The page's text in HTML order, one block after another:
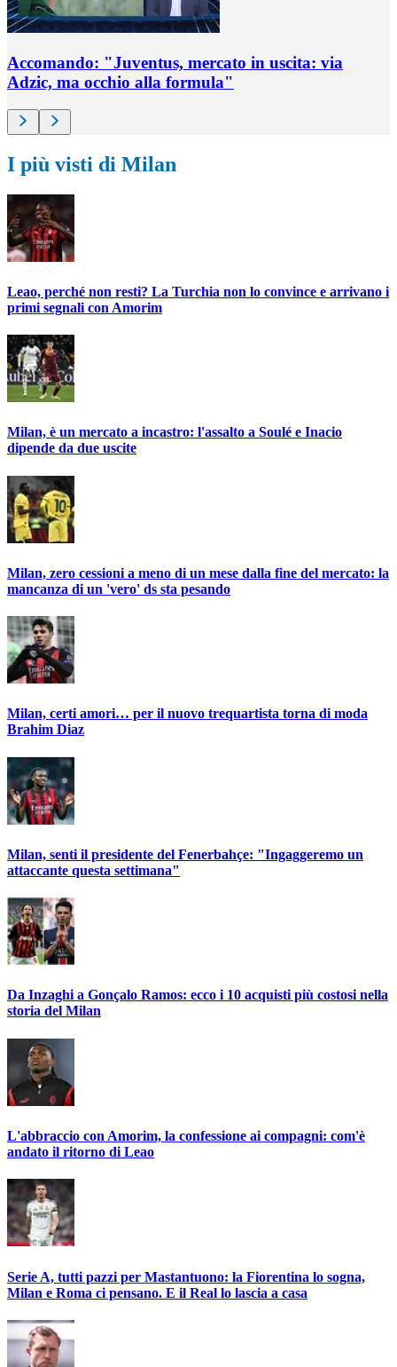
Accomando: "Juventus, mercato in uscita: via
Adzic, ma occhio alla formula"
I più visti di Milan
Leao, perché non resti? La Turchia non lo convince e arrivano i
primi segnali con Amorim
Milan, è un mercato a incastro: l'assalto a Soulé e Inacio
dipende da due uscite
Milan, zero cessioni a meno di un mese dalla fine del mercato: la
mancanza di un 'vero' ds sta pesando
Milan, certi amori… per il nuovo trequartista torna di moda
Brahim Diaz
Milan, senti il presidente del Fenerbahçe: "Ingaggeremo un
attaccante questa settimana"
Da Inzaghi a Gonçalo Ramos: ecco i 10 acquisti più costosi nella
storia del Milan
L'abbraccio con Amorim, la confessione ai compagni: com'è
andato il ritorno di Leao
Serie A, tutti pazzi per Mastantuono: la Fiorentina lo sogna,
Milan e Roma ci pensano. E il Real lo lascia a casa